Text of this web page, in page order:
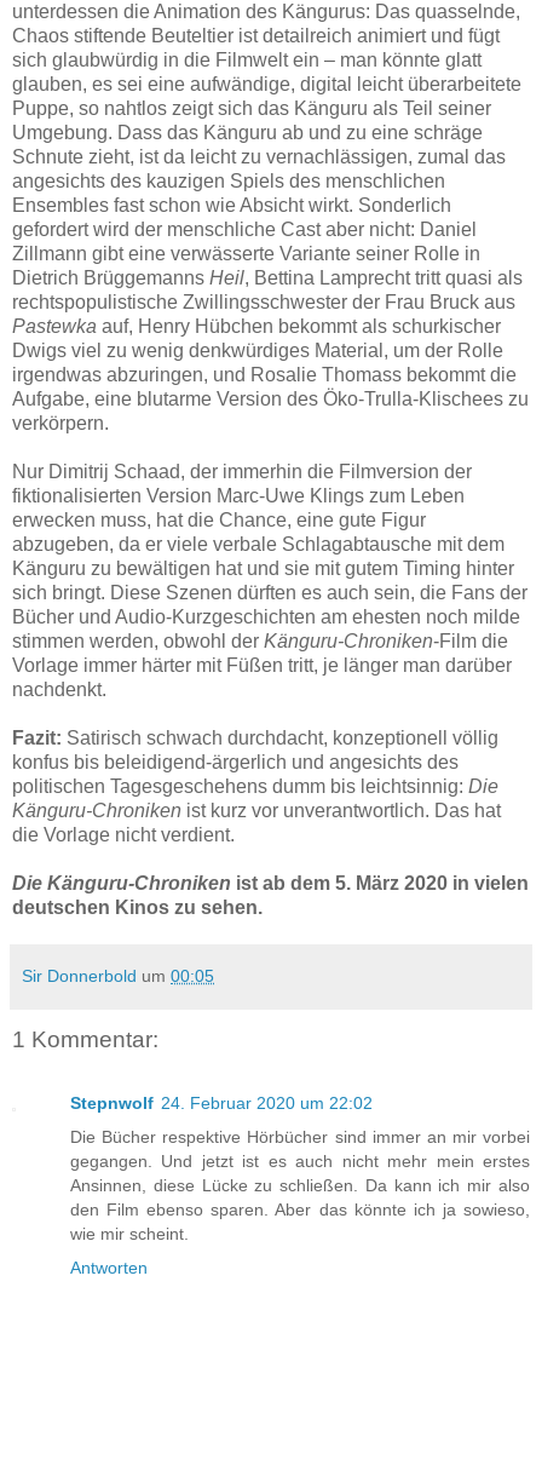
unterdessen die Animation des Kängurus: Das quasselnde,
Chaos stiftende Beuteltier ist detailreich animiert und fügt
sich glaubwürdig in die Filmwelt ein – man könnte glatt
glauben, es sei eine aufwändige, digital leicht überarbeitete
Puppe, so nahtlos zeigt sich das Känguru als Teil seiner
Umgebung. Dass das Känguru ab und zu eine schräge
Schnute zieht, ist da leicht zu vernachlässigen, zumal das
angesichts des kauzigen Spiels des menschlichen
Ensembles fast schon wie Absicht wirkt. Sonderlich
gefordert wird der menschliche Cast aber nicht: Daniel
Zillmann gibt eine verwässerte Variante seiner Rolle in
Dietrich Brüggemanns Heil, Bettina Lamprecht tritt quasi als
rechtspopulistische Zwillingsschwester der Frau Bruck aus
Pastewka auf, Henry Hübchen bekommt als schurkischer
Dwigs viel zu wenig denkwürdiges Material, um der Rolle
irgendwas abzuringen, und Rosalie Thomass bekommt die
Aufgabe, eine blutarme Version des Öko-Trulla-Klischees zu
verkörpern.
Nur Dimitrij Schaad, der immerhin die Filmversion der
fiktionalisierten Version Marc-Uwe Klings zum Leben
erwecken muss, hat die Chance, eine gute Figur
abzugeben, da er viele verbale Schlagabtausche mit dem
Känguru zu bewältigen hat und sie mit gutem Timing hinter
sich bringt. Diese Szenen dürften es auch sein, die Fans der
Bücher und Audio-Kurzgeschichten am ehesten noch milde
stimmen werden, obwohl der Känguru-Chroniken-Film die
Vorlage immer härter mit Füßen tritt, je länger man darüber
nachdenkt.
Fazit: Satirisch schwach durchdacht, konzeptionell völlig
konfus bis beleidigend-ärgerlich und angesichts des
politischen Tagesgeschehens dumm bis leichtsinnig: Die
Känguru-Chroniken ist kurz vor unverantwortlich. Das hat
die Vorlage nicht verdient.
Die Känguru-Chroniken ist ab dem 5. März 2020 in vielen
deutschen Kinos zu sehen.
Sir Donnerbold um 00:05
1 Kommentar:
Stepnwolf 24. Februar 2020 um 22:02
Die Bücher respektive Hörbücher sind immer an mir vorbei
gegangen. Und jetzt ist es auch nicht mehr mein erstes
Ansinnen, diese Lücke zu schließen. Da kann ich mir also
den Film ebenso sparen. Aber das könnte ich ja sowieso,
wie mir scheint.
Antworten